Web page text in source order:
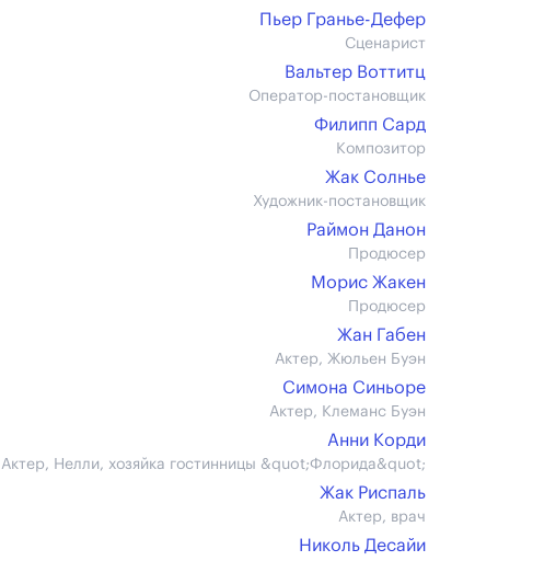
Пьер Гранье-Дефер
Сценарист
Вальтер Воттитц
Оператор-постановщик
Филипп Сард
Композитор
Жак Солнье
Художник-постановщик
Раймон Данон
Продюсер
Морис Жакен
Продюсер
Жан Габен
Актер, Жюльен Буэн
Симона Синьоре
Актер, Клеманс Буэн
Анни Корди
Актер, Нелли, хозяйка гостинницы &quot;Флорида&quot;
Жак Риспаль
Актер, врач
Николь Десайи